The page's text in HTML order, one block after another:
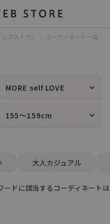
ブストア） コーディネート一覧
MORE self LOVE
155～159cm
大人カジュアル
ドに該当するコーディネートは